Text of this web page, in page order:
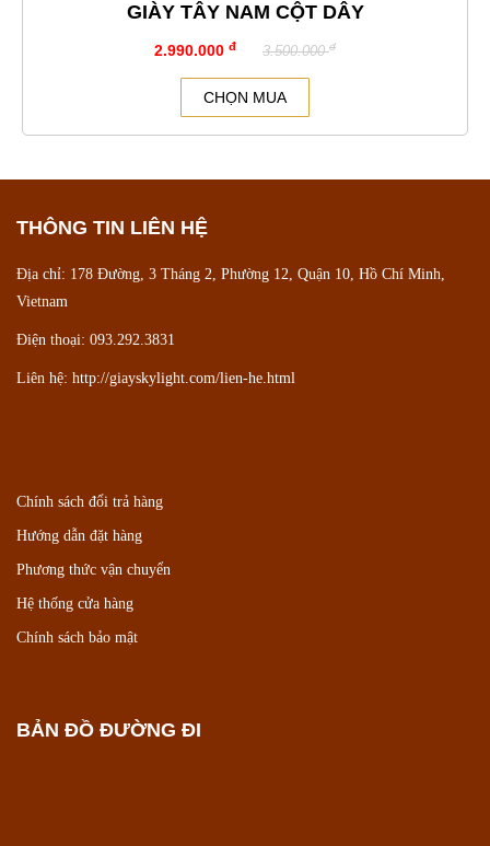
GIÀY TÂY NAM CỘT DÂY
2.990.000 đ 3.500.000đ
CHỌN MUA
THÔNG TIN LIÊN HỆ
Địa chỉ: 178 Đường, 3 Tháng 2, Phường 12, Quận 10, Hồ Chí Minh,
Vietnam
Điện thoại: 093.292.3831
Liên hệ: http://giayskylight.com/lien-he.html
Chính sách đổi trả hàng
Hướng dẫn đặt hàng
Phương thức vận chuyển
Hệ thống cửa hàng
Chính sách bảo mật
BẢN ĐỒ ĐƯỜNG ĐI